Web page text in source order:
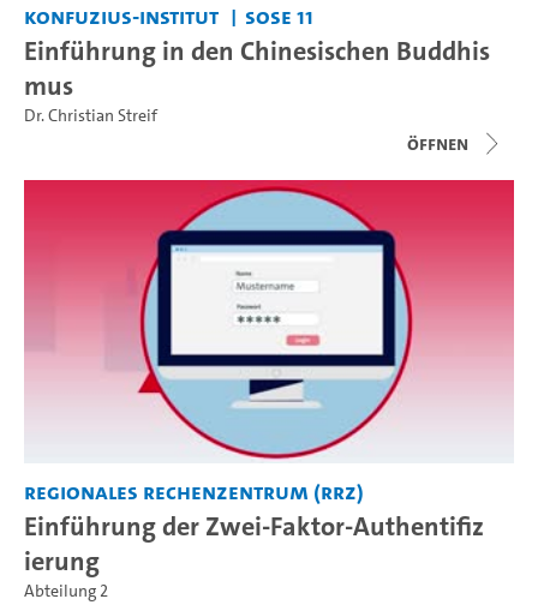
Konfuzius-Institut SoSe 11
Einführung in den Chinesischen Buddhis
mus
Dr. Christian Streif
Öffnen
Regionales Rechenzentrum (RRZ)
Einführung der Zwei-Faktor-Authentifiz
ierung
Abteilung 2